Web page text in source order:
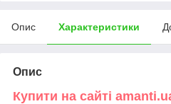
Опис Характеристики
Опис
Купити на сайті